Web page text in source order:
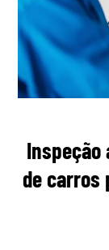
Inspeção
de carros